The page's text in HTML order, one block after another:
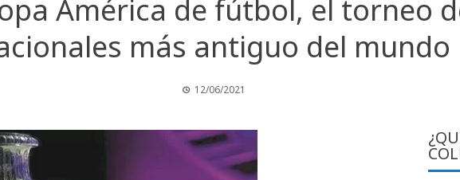
América de fútbol, el torneo
más antiguo del mundo
12/06/2021